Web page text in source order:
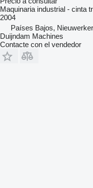
Maquinaria industrial - cinta
2004
Países Bajos,
Duijndam Machines
Contacte con el vendedor